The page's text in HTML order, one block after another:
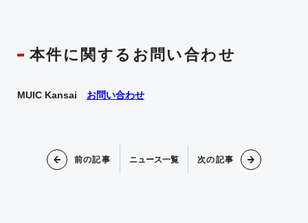
本件に関するお問い合わせ
MUIC Kansai お問い合わせ
前の記事 ニュース一覧 次の記事